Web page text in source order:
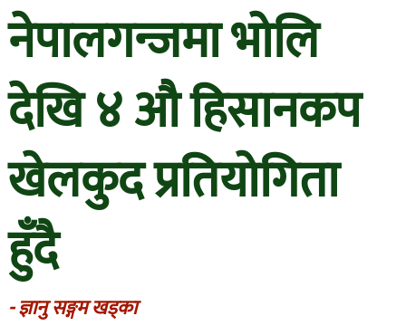
नेपालगन्जमा भोलि
देखि ४ औ हिसानकप
खेलकुद प्रतियोगिता
हुँदै
- ज्ञानु सङ्गम खड्का